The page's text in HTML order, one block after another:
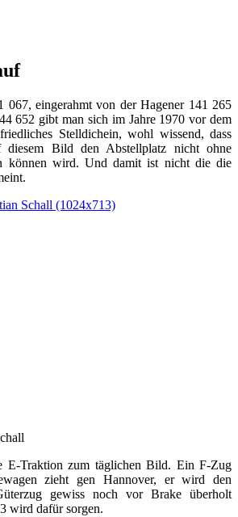
067, eingerahmt von der Hagener 141 265
652 gibt man sich im Jahre 1970 vor dem
Stelldichein, wohl wissend, dass
diesem Bild den Abstellplatz nicht ohne
können wird. Und damit ist nicht die die
E-Traktion zum täglichen Bild. Ein F-Zug
zieht gen Hannover, er wird den
gewiss noch vor Brake überholt
wird dafür sorgen.